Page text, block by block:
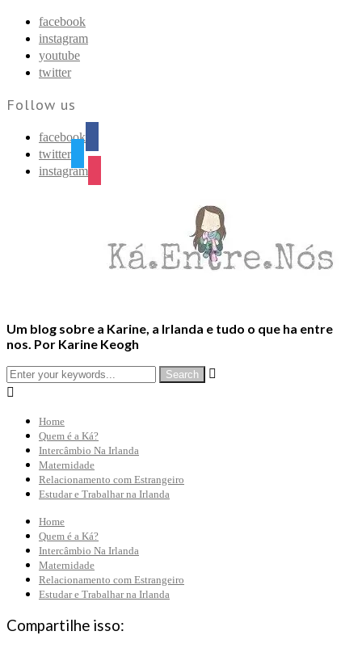
facebook
instagram
youtube
twitter
Follow us
facebook
twitter
instagram
Um blog sobre a Karine, a Irlanda e tudo o que ha entre
nos. Por Karine Keogh


Home
Quem é a Ká?
Intercâmbio Na Irlanda
Maternidade
Relacionamento com Estrangeiro
Estudar e Trabalhar na Irlanda
Home
Quem é a Ká?
Intercâmbio Na Irlanda
Maternidade
Relacionamento com Estrangeiro
Estudar e Trabalhar na Irlanda
Compartilhe isso: